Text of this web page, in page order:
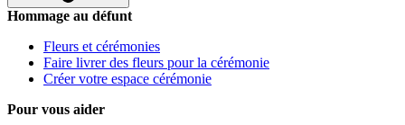
Hommage au défunt
Fleurs et cérémonies
Faire livrer des fleurs pour la cérémonie
Créer votre espace cérémonie
Pour vous aider